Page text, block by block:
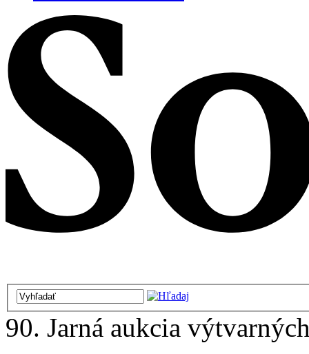
90. Jarná aukcia